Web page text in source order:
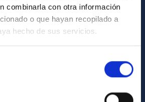
combinarla con otra información
o que hayan recopilado a
hecho de sus servicios.